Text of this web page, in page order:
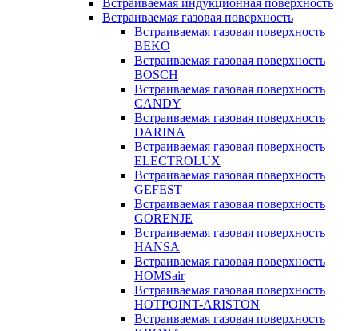
Встраиваемая индукционная поверхность
Встраиваемая газовая поверхность
Встраиваемая газовая поверхность
BEKO
Встраиваемая газовая поверхность
BOSCH
Встраиваемая газовая поверхность
CANDY
Встраиваемая газовая поверхность
DARINA
Встраиваемая газовая поверхность
ELECTROLUX
Встраиваемая газовая поверхность
GEFEST
Встраиваемая газовая поверхность
GORENJE
Встраиваемая газовая поверхность
HANSA
Встраиваемая газовая поверхность
HOMSair
Встраиваемая газовая поверхность
HOTPOINT-ARISTON
Встраиваемая газовая поверхность